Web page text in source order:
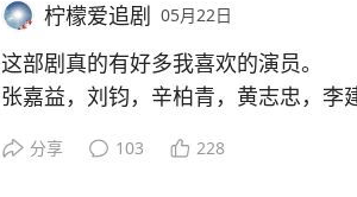
没有人关心陈朵真心想要什么！
最后，张楚岚给了陈朵选择，哪怕陈
死前她说：“我很幸福，就是有点小
这跟易青娥好像啊，
柠檬爱追剧 05月22日
这部剧真的有好多我喜欢的演员。
张嘉益，刘钧，辛柏青，黄志忠，李
张嘉译饰演的新任ju 长林荫，
分享 103 228